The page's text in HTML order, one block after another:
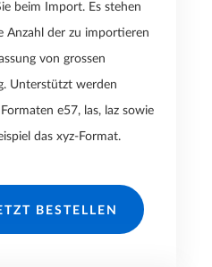
beim Import. Es stehen
Anzahl der zu importieren
von grossen
Unterstützt werden
e57, las, laz sowie
das xyz-Format.
BESTELLEN